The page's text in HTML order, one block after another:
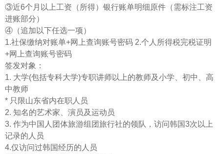
③近6个月以上工资（所得）银行账单明细原件（需标注工资
进账部分）
④（追加以下任选一项）
1.社保缴纳对账单+网上查询账号密码 2.个人所得税完税证明
+网上查询账号密码
签发对象：
1. 大学(包括专科大学)专职讲师以上的教师及小学、初中、高
中教师
* 只限山东省内在职人员
2. 知名的艺术家、演员及运动员
3. 作为中国人团体旅游组团旅行社的领队，访问韩国3次以上
记录的人员
4.仅访问过韩国经历的人员